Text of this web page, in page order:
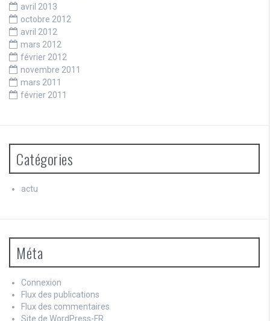
avril 2013
octobre 2012
avril 2012
mars 2012
février 2012
novembre 2011
mars 2011
février 2011
Catégories
actu
Méta
Connexion
Flux des publications
Flux des commentaires
Site de WordPress-FR